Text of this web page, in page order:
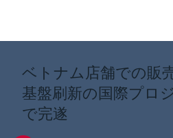
ベトナム店舗での販
基盤刷新の国際プロ
で完遂